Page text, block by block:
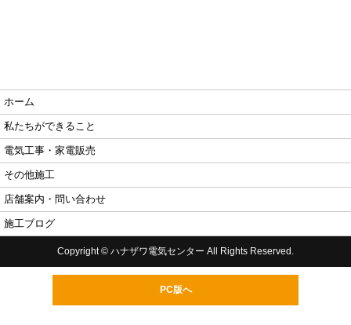
ホーム
私たちができること
電気工事・家電販売
その他施工
店舗案内・問い合わせ
施工ブログ
Copyright © ハナザワ電気センター All Rights Reserved.
PC版へ